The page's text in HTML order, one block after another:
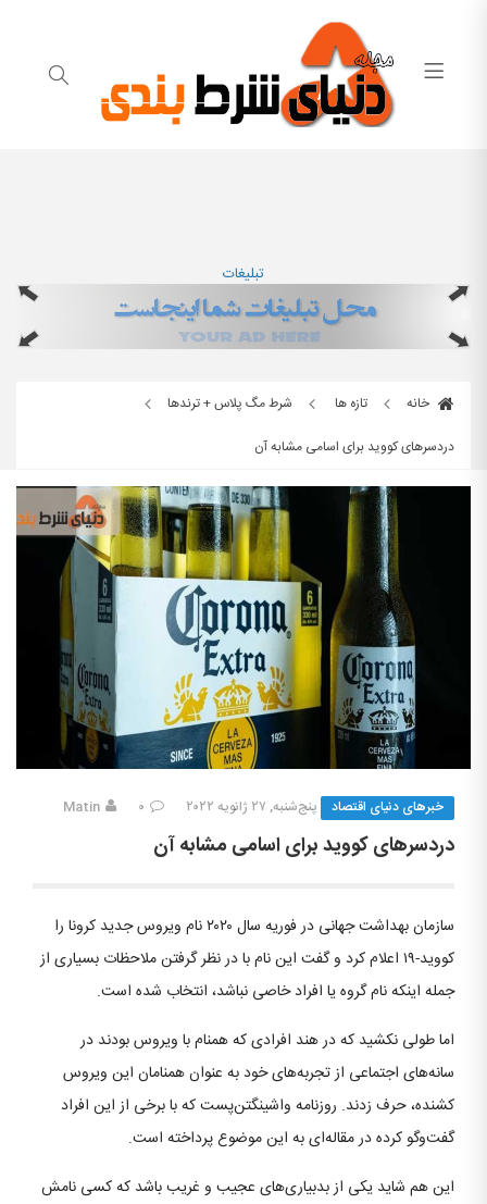
تبلیغات
خانه تازه ها
شرط مگ پلاس + ترندها
دردسرهای کووید برای اسامی مشابه آن
خبرهای دنیای اقتصاد پنج‌شنبه, ۲۷ ژانویه ۲۰۲۲ ۰ Matin
دردسرهای کووید برای اسامی مشابه آن
سازمان بهداشت جهانی در فوریه سال ۲۰۲۰ نام ویروس جدید کرونا را
کووید-۱۹ اعلام کرد و گفت این نام با در نظر گرفتن ملاحظات بسیاری از
جمله اینکه نام گروه یا افراد خاصی نباشد، انتخاب شده است.
اما طولی نکشید که در هند افرادی که همنام با ویروس بودند در
سانه‌های اجتماعی از تجربه‌های خود به عنوان همنامان این ویروس
کشنده، حرف زدند. روزنامه واشینگتن‌پست که با برخی از این افراد
گفت‌‌و‌گو کرده در مقاله‌ای به این موضوع پرداخته است.
این هم شاید یکی از بدبیاری‌های عجیب و غریب باشد که کسی نامش